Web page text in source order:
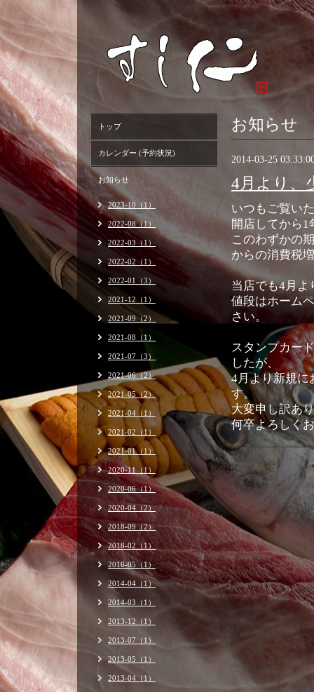
お知らせ
2014-03-25
4月より、
いつもご覧い
開店してから1
このわずかの
からの消費税
当店でも4月よ
値段はホーム
さい。
スタンプカー
したが、
4月より新規に
す。
大変申し訳あ
何卒よろしく
トップ
カレンダー (予約状況)
お知らせ
2023-10（1）
2022-08（1）
2022-03（1）
2022-02（1）
2022-01（3）
2021-12（1）
2021-09（2）
2021-08（1）
2021-07（3）
2021-06（2）
2021-05（2）
2021-04（1）
2021-02（1）
2021-01（1）
2020-11（1）
2020-06（1）
2020-04（2）
2018-09（2）
2018-02（1）
2016-05（1）
2014-04（1）
2014-03（1）
2013-12（1）
2013-07（1）
2013-05（1）
2013-04（1）